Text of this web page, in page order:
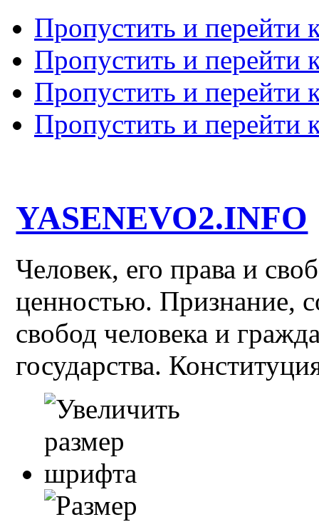
Пропустить и перейти
Пропустить и перейти
Пропустить и перейти
Пропустить и перейти
YASENEVO2.INFO
Человек, его права и
ценностью. Признание,
свобод человека и
государства.